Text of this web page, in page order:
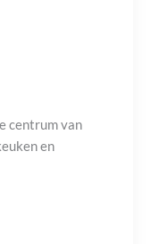
centrum van
en